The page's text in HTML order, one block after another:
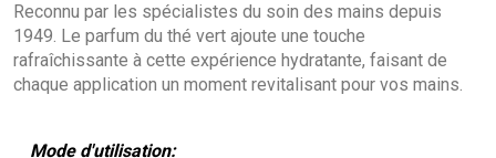
Reconnu par les spécialistes du soin des mains depuis
1949. Le parfum du thé vert ajoute une touche
rafraîchissante à cette expérience hydratante, faisant de
chaque application un moment revitalisant pour vos mains.
Mode d'utilisation: